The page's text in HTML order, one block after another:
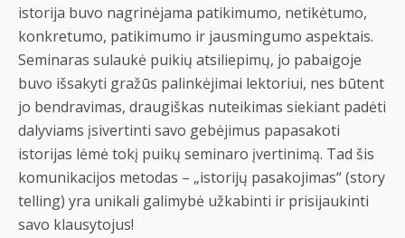
istorija buvo nagrinėjama patikimumo, netikėtumo,
konkretumo, patikimumo ir jausmingumo aspektais.
Seminaras sulaukė puikių atsiliepimų, jo pabaigoje
buvo išsakyti gražūs palinkėjimai lektoriui, nes būtent
jo bendravimas, draugiškas nuteikimas siekiant padėti
dalyviams įsivertinti savo gebėjimus papasakoti
istorijas lėmė tokį puikų seminaro įvertinimą. Tad šis
komunikacijos metodas – „istorijų pasakojimas“ (story
telling) yra unikali galimybė užkabinti ir prisijaukinti
savo klausytojus!